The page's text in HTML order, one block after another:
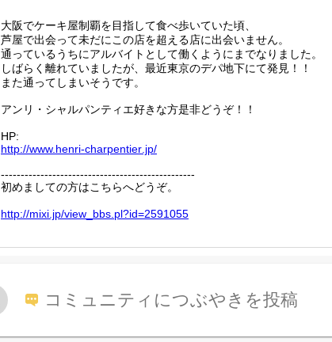
大阪でケーキ屋制覇を目指して食べ歩いていた頃、
芦屋で出会って未だにこの店を超える店に出会いません。
通っているうちにアルバイトとして働くようにまでなりました。
しばらく離れていましたが、最近東京のデパ地下にて発見！！
また通ってしまいそうです。
アンリ・シャルパンティエ好きな方是非どうぞ！！
HP:
http://www.henri-charpentier .jp/
-------------------------------------------------
初めましての方はこちらへどうぞ。
http://mixi.jp/view_bbs.pl?id=2591055
コミュニティにつぶやきを投稿